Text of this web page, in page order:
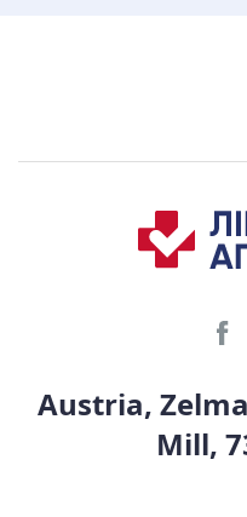
Austria,
Mill,